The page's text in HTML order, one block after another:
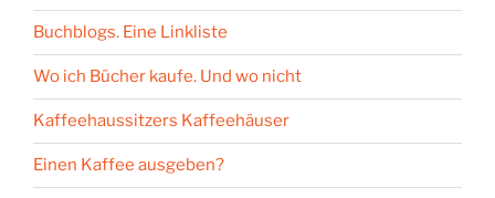
Buchblogs. Eine Linkliste
Wo ich Bücher kaufe. Und wo nicht
Kaffeehaussitzers Kaffeehäuser
Einen Kaffee ausgeben?